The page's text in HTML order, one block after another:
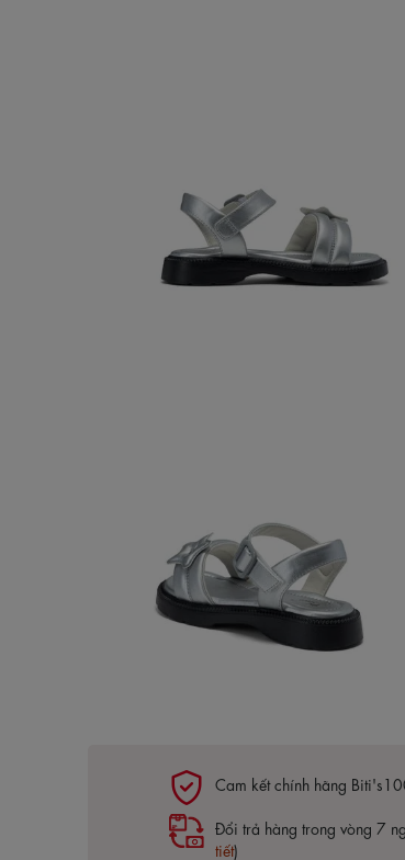
Cam kết chính hãng
Đổi trả hàng trong vòng 7
tiết)